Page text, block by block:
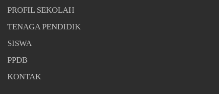
PROFIL SEKOLAH
TENAGA PENDIDIK
SISWA
PPDB
KONTAK